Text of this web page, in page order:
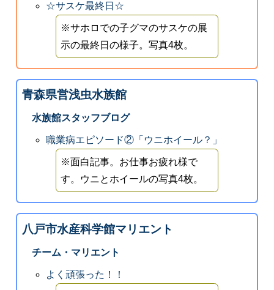
☆サスケ最終日☆
※サホロでの子グマのサスケの展
示の最終日の様子。写真4枚。
青森県営浅虫水族館
水族館スタッフブログ
職業病エピソード②「ウニホイール？」
※面白記事。お仕事お疲れ様で
す。ウニとホイールの写真4枚。
八戸市水産科学館マリエント
チーム・マリエント
よく頑張った！！